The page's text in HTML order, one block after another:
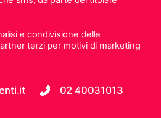
e condivisione delle
terzi per motivi di marketing
02 40031013